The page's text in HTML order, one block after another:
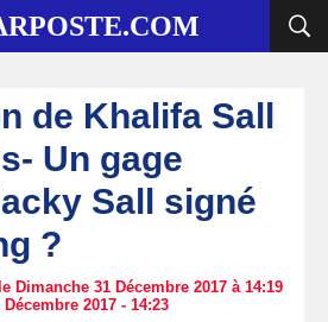
de Khalifa Sall
Un gage
Sall signé
?
Dimanche 31 Décembre 2017 à 14:19
2017 - 14:23